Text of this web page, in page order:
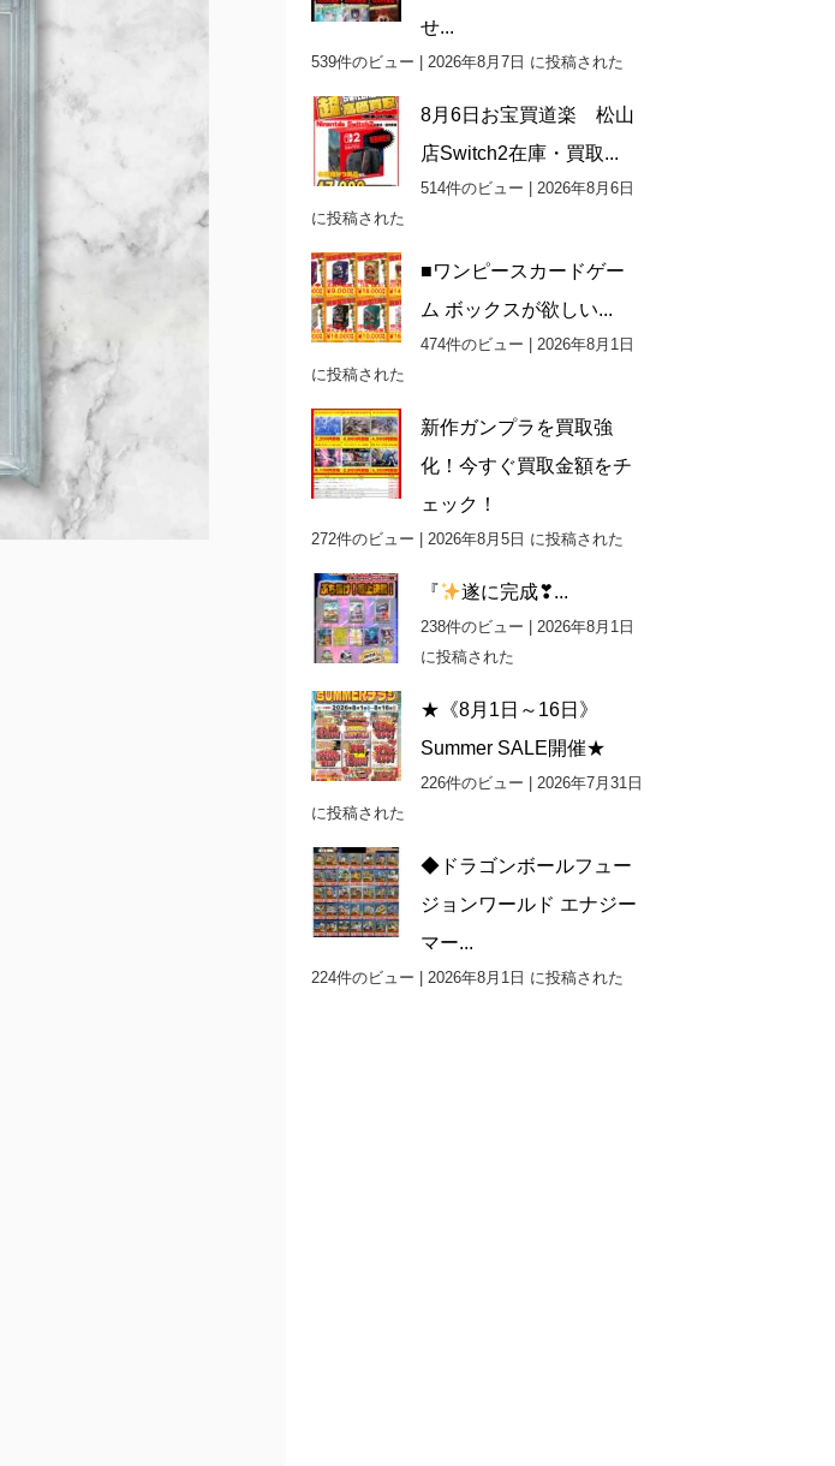
せ...
539件のビュー 2026年8月7日 に投稿された
8月6日お宝買道楽 松山
店Switch2在庫・買取...
514件のビュー
2026年8月6日
に投稿された
■ワンピースカードゲー
ム ボックスが欲しい...
474件のビュー
2026年8月1日
に投稿された
新作ガンプラを買取強
化！今すぐ買取金額をチ
ェック！
272件のビュー 2026年8月5日 に投稿された
『 遂に完成❣...
238件のビュー
2026年8月1日
に投稿された
★《8月1日～16日》
Summer SALE開催★
226件のビュー
2026年7月31日
に投稿された
◆ドラゴンボールフュー
ジョンワールド エナジー
マー...
224件のビュー 2026年8月1日 に投稿された